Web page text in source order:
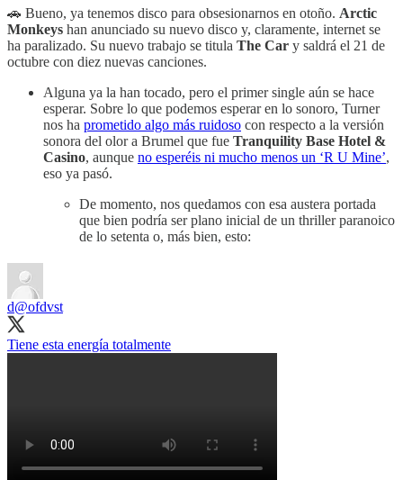
🚗 Bueno, ya tenemos disco para obsesionarnos en otoño. Arctic
Monkeys han anunciado su nuevo disco y, claramente, internet se
ha paralizado. Su nuevo trabajo se titula The Car y saldrá el 21 de
octubre con diez nuevas canciones.
Alguna ya la han tocado, pero el primer single aún se hace
esperar. Sobre lo que podemos esperar en lo sonoro, Turner
nos ha prometido algo más ruidoso con respecto a la versión
sonora del olor a Brumel que fue Tranquility Base Hotel &
Casino, aunque no esperéis ni mucho menos un ‘R U Mine’,
eso ya pasó.
De momento, nos quedamos con esa austera portada
que bien podría ser plano inicial de un thriller paranoico
de lo setenta o, más bien, esto:
d@ofdvst
Tiene esta energía totalmente